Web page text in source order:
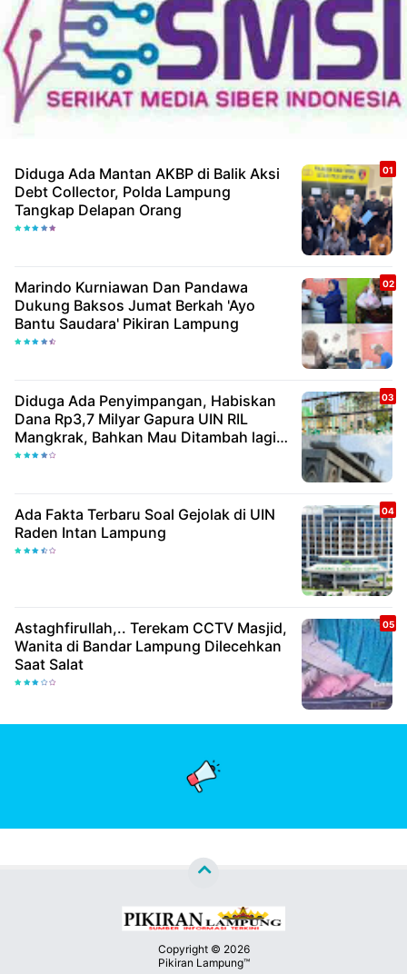
Diduga Ada Mantan AKBP di Balik Aksi
Debt Collector, Polda Lampung
Tangkap Delapan Orang
Marindo Kurniawan Dan Pandawa
Dukung Baksos Jumat Berkah 'Ayo
Bantu Saudara' Pikiran Lampung
Diduga Ada Penyimpangan, Habiskan
Dana Rp3,7 Milyar Gapura UIN RIL
Mangkrak, Bahkan Mau Ditambah lagi 7
Milyar
Ada Fakta Terbaru Soal Gejolak di UIN
Raden Intan Lampung
Astaghfirullah,.. Terekam CCTV Masjid,
Wanita di Bandar Lampung Dilecehkan
Saat Salat
Copyright © 2026
Pikiran Lampung™